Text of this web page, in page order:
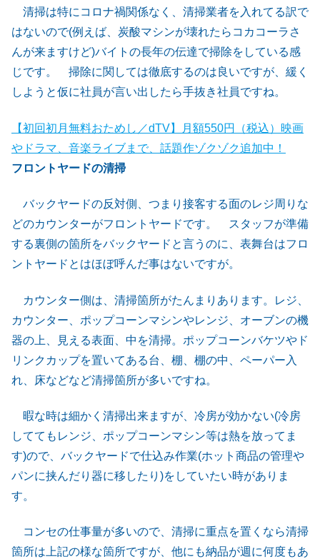
清掃は特にコロナ禍関係なく、清掃業者を入れてる訳で
はないので(例えば、炭酸マシンが壊れたらコカコーラさ
んが来ますけど)バイトの長年の伝達で掃除をしている感
じです。 掃除に関しては徹底するのは良いですが、緩く
しようと仮に社員が言い出したら手抜き社員ですね。
【初回初月無料おためし／dTV】月額550円（税込）映画
やドラマ、音楽ライブまで、話題作ゾクゾク追加中！
フロントヤードの清掃
バックヤードの反対側、つまり接客する面のレジ周りな
どのカウンターがフロントヤードです。 スタッフが準備
する裏側の箇所をバックヤードと言うのに、表舞台はフロ
ントヤードとはほぼ呼んだ事はないですが。
カウンター側は、清掃箇所がたんまりあります。レジ、
カウンター、ポップコーンマシンやレンジ、オーブンの機
器の上、見える表面、中を清掃。ポップコーンバケツやド
リンクカップを置いてある台、棚、棚の中、ペーパー入
れ、床などなど清掃箇所が多いですね。
暇な時は細かく清掃出来ますが、冷房が効かない(冷房
しててもレンジ、ポップコーンマシン等は熱を放ってま
す)ので、バックヤードで仕込み作業(ホット商品の管理や
パンに挟んだり器に移したり)をしていたい時がありま
す。
コンセの仕事量が多いので、清掃に重点を置くなら清掃
箇所は上記の様な箇所ですが、他にも納品が週に何度もあ